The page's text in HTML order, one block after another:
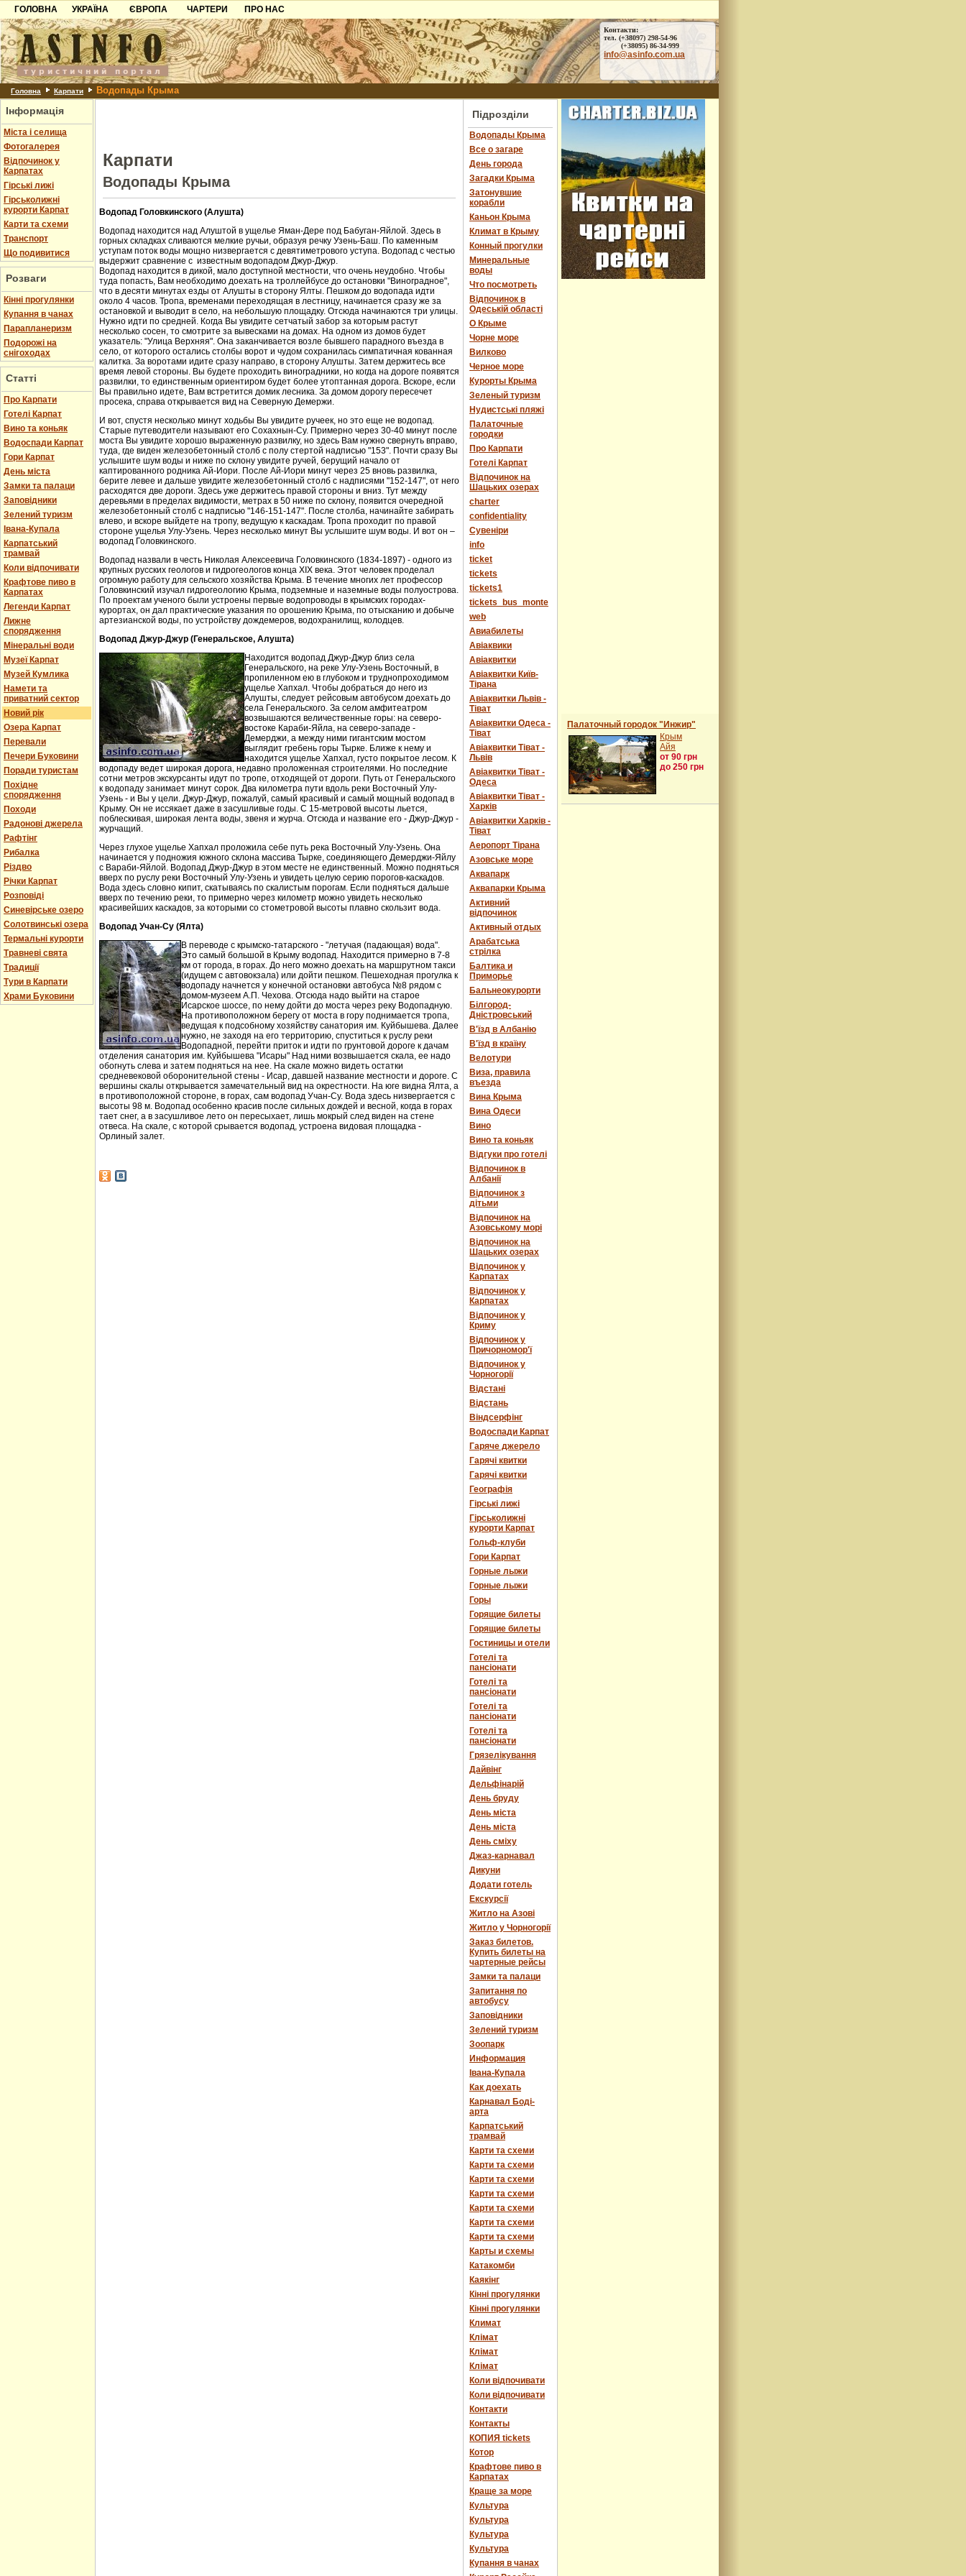
ГОЛОВНА
УКРАЇНА
Карпати
Азов
Причорноморря
Шацьк
ЄВРОПА
Чорногорія
Хорватія
Болгарія
Албанія
ЧАРТЕРИ
ПРО НАС
Контакти
Партнерам
Додати готель
Контакти:
тел. (+38097) 298-54-96
(+38095) 86-34-999
info@asinfo.com.ua
Головна Карпати Водопады Крыма
Інформація
Міста і селища
Фотогалерея
Відпочинок у
Карпатах
Гірські лижі
Гірськолижні
курорти Карпат
Карти та схеми
Транспорт
Що подивитися
Розваги
Кінні прогулянки
Купання в чанах
Парапланеризм
Подорожі на
снігоходах
Статті
Про Карпати
Готелі Карпат
Вино та коньяк
Водоспади Карпат
Гори Карпат
День міста
Замки та палаци
Заповідники
Зелений туризм
Івана-Купала
Карпатський
трамвай
Коли відпочивати
Крафтове пиво в
Карпатах
Легенди Карпат
Лижне
спорядження
Мінеральні води
Музеї Карпат
Музей Кумлика
Намети та
приватний сектор
Новий рік
Озера Карпат
Перевали
Печери Буковини
Поради туристам
Похідне
спорядження
Походи
Радонові джерела
Рафтінг
Рибалка
Різдво
Річки Карпат
Розповіді
Синевірське озеро
Солотвинські озера
Термальні курорти
Травневі свята
Традиції
Тури в Карпати
Храми Буковини
Карпати
Водопады Крыма
Водопад Головкинского (Алушта)
Водопад находится над Алуштой в ущелье Яман-Дере под Бабуган-Яйлой. Здесь в
горных складках сливаются мелкие ручьи, образуя речку Узень-Баш. По каменным
уступам поток воды мощно низвергается с девятиметрового уступа. Водопад с честью
выдержит сравнение с известным водопадом Джур-Джур.
Водопад находится в дикой, мало доступной местности, что очень неудобно. Чтобы
туда попасть, Вам необходимо доехать на троллейбусе до остановки "Виноградное",
что в десяти минутах езды от Алушты в сторону Ялты. Пешком до водопада идти
около 4 часов. Тропа, временами переходящая в лестницу, начинается сразу же за
остановкой и выводит в село, на небольшую площадку. Отсюда начинаются три улицы.
Нужно идти по средней. Когда Вы увидите сетчатый забор за которым растут
несколько сосен, то смотрите за вывесками на домах. На одном из домов будет
указатель: "Улица Верхняя". Она заканчивается возле бывшего парадного въезда в
село, от которого остались столбы ворот и чудом сохранилась симпатичная кованная
калитка. За воротами идите сразу направо, в сторону Алушты. Затем держитесь все
время левой стороны. Вы будете проходить виноградники, но когда на дороге появятся
развилки, то единственным ориентиром будет более утоптанная дорога. Вскоре, если
Вы правильно идете, Вам встретится домик лесника. За домом дорогу пересечет
просека, справа открывается вид на Северную Демержи.
И вот, спустя несколько минут ходьбы Вы увидите ручеек, но это еще не водопад.
Старые путеводители называют его Сохахнын-Су. Примерно через 30-40 минут после
моста Вы увидите хорошо выраженную развилку, но здесь Вам нужно свернуть вправо,
туда, где виден железобетонный столб с полу стертой надписью "153". Почти сразу Вы
услышите шум воды и ниже по склону увидите ручей, берущий начало от
каптированного родника Ай-Иори. После Ай-Иори минут через 25 вновь развилка,
берите левее и дальше увидите железобетонный столб с надписями "152-147", от него
расходятся две дороги. Здесь уже держитесь правой стороны и вниз. Тут между
деревьями в пределах видимости, метрах в 50 ниже по склону, появится очередной
железобетонный столб с надписью "146-151-147". После столба, начинайте забирать
влево, и вскоре выйдете на тропу, ведущую к каскадам. Тропа проходит по правой
стороне ущелья Улу-Узень. Через несколько минут Вы услышите шум воды. И вот он –
водопад Головкинского.
Водопад назвали в честь Николая Алексеевича Головкинского (1834-1897) - одного из
крупных русских геологов и гидрогеологов конца XIX века. Этот человек проделал
огромную работу для сельского хозяйства Крыма. В течение многих лет профессор
Головкинский изучал гидрогеологию Крыма, подземные и наземные воды полуострова.
По проектам ученого были устроены первые водопроводы в крымских городах-
курортах, он дал практические указания по орошению Крыма, по отысканию и добыче
артезианской воды, по устройству дождемеров, водохранилищ, колодцев.
Водопад Джур-Джур (Генеральское, Алушта)
Находится водопад Джур-Джур близ села
Генеральского, на реке Улу-Узень Восточный, в
пропиленном ею в глубоком и труднопроходимом
ущелье Хапхал. Чтобы добраться до него из
Алушты, следует рейсовым автобусом доехать до
села Генеральского. За селом амфитеатром
возвышаются величественные горы: на северо-
востоке Караби-Яйла, на северо-западе -
Демерджи, а между ними гигантским мостом
выглядит гребень горы Тырке. Ближе к нему и
находится ущелье Хапхал, густо покрытое лесом. К
водопаду ведет широкая дорога, недавно проложенная строителями. Но последние
сотни метров экскурсанты идут по тропе, отходящей от дороги. Путь от Генеральского
к водопаду занимает минут сорок. Два километра пути вдоль реки Восточный Улу-
Узень - и Вы у цели. Джур-Джур, пожалуй, самый красивый и самый мощный водопад в
Крыму. Он не иссякает даже в засушливые годы. С 15-метровой высоты льется,
поблескивая, широкая лента воды, звеня и журча. Отсюда и название его - Джур-Джур -
журчащий.
Через глухое ущелье Хапхал проложила себе путь река Восточный Улу-Узень. Она
начинается у подножия южного склона массива Тырке, соединяющего Демерджи-Яйлу
с Вараби-Яйлой. Водопад Джур-Джур в этом месте не единственный. Можно подняться
вверх по руслу реки Восточный Улу-Узень и увидеть целую серию порогов-каскадов.
Вода здесь словно кипит, скатываясь по скалистым порогам. Если подняться дальше
вверх по течению реки, то примерно через километр можно увидеть несколько
красивейших каскадов, за которыми со стометровой высоты плавно скользит вода.
Водопад Учан-Су (Ялта)
В переводе с крымско-татарского - "летучая (падающая) вода".
Это самый большой в Крыму водопад. Находится примерно в 7-8
км от города, в горах. До него можно доехать на маршрутном такси
(идущем с автовокзала) или дойти пешком. Пешеходная прогулка к
водопаду начнется у конечной остановки автобуса №8 рядом с
домом-музеем А.П. Чехова. Отсюда надо выйти на старое
Исарское шоссе, по нему дойти до моста через реку Водопадную.
На противоположном берегу от моста в гору поднимается тропа,
ведущая к подсобному хозяйству санатория им. Куйбышева. Далее
нужно, не заходя на его территорию, спуститься к руслу реки
Водопадной, перейти приток и идти по грунтовой дороге к дачам
отделения санатория им. Куйбышева "Исары" Над ними возвышается скала, ее надо
обогнуть слева и затем подняться на нее. На скале можно видеть остатки
средневековой оборонительной стены - Исар, давшей название местности и дороге. С
вершины скалы открывается замечательный вид на окрестности. На юге видна Ялта, а
в противоположной стороне, в горах, сам водопад Учан-Су. Вода здесь низвергается с
высоты 98 м. Водопад особенно красив после сильных дождей и весной, когда в горах
тает снег, а в засушливое лето он пересыхает, лишь мокрый след виден на стене
отвеса. На скале, с которой срывается водопад, устроена видовая площадка -
Орлиный залет.
Підрозділи
Водопады Крыма
Все о загаре
День города
Загадки Крыма
Затонувшие
корабли
Каньон Крыма
Климат в Крыму
Конный прогулки
Минеральные
воды
Что посмотреть
Відпочинок в
Одеській області
О Крыме
Чорне море
Вилково
Черное море
Курорты Крыма
Зеленый туризм
Нудистські пляжі
Палаточные
городки
Про Карпати
Готелі Карпат
Відпочинок на
Шацьких озерах
charter
confidentiality
Cувеніри
info
ticket
tickets
tickets1
tickets_bus_monte
web
Авиабилеты
Авіаквики
Авіаквитки
Авіаквитки Київ-
Тірана
Авіаквитки Львів -
Тіват
Авіаквитки Одеса -
Тіват
Авіаквитки Тіват -
Львів
Авіаквитки Тіват -
Одеса
Авіаквитки Тіват -
Харків
Авіаквитки Харків -
Тіват
Аеропорт Тірана
Азовське море
Аквапарк
Аквапарки Крыма
Активний
відпочинок
Активный отдых
Арабатська
стрілка
Балтика и
Приморье
Бальнеокурорти
Білгород-
Дністровський
В'їзд в Албанію
В'їзд в країну
Велотури
Виза, правила
въезда
Вина Крыма
Вина Одеси
Вино
Вино та коньяк
Відгуки про готелі
Відпочинок в
Албанії
Відпочинок з
дітьми
Відпочинок на
Азовському морі
Відпочинок на
Шацьких озерах
Відпочинок у
Карпатах
Відпочинок у
Карпатах
Відпочинок у
Криму
Відпочинок у
Причорномор'ї
Відпочинок у
Чорногорії
Відстані
Відстань
Віндсерфінг
Водоспади Карпат
Гаряче джерело
Гарячі квитки
Гарячі квитки
Географія
Гірські лижі
Гірськолижні
курорти Карпат
Гольф-клуби
Гори Карпат
Горные лыжи
Горные лыжи
Горы
Горящие билеты
Горящие билеты
Гостиницы и отели
Готелі та
пансіонати
Готелі та
пансіонати
Готелі та
пансіонати
Готелі та
пансіонати
Грязелікування
Дайвінг
Дельфінарій
День бруду
День міста
День міста
День сміху
Джаз-карнавал
Дикуни
Додати готель
Екскурсії
Житло на Азові
Житло у Чорногорії
Заказ билетов.
Купить билеты на
чартерные рейсы
Замки та палаци
Запитання по
автобусу
Заповідники
Зелений туризм
Зоопарк
Информация
Івана-Купала
Как доехать
Карнавал Боді-
арта
Карпатський
трамвай
Карти та схеми
Карти та схеми
Карти та схеми
Карти та схеми
Карти та схеми
Карти та схеми
Карти та схеми
Карты и схемы
Катакомби
Каякінг
Кінні прогулянки
Кінні прогулянки
Климат
Клімат
Клімат
Клімат
Коли відпочивати
Коли відпочивати
Контакти
Контакты
КОПИЯ tickets
Котор
Крафтове пиво в
Карпатах
Краще за море
Культура
Культура
Культура
Культура
Купання в чанах
Палаточный городок "Инжир"
Крым
Айя
от 90 грн
до 250 грн